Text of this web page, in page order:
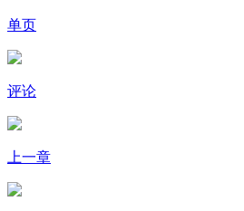
单页
评论
上一章